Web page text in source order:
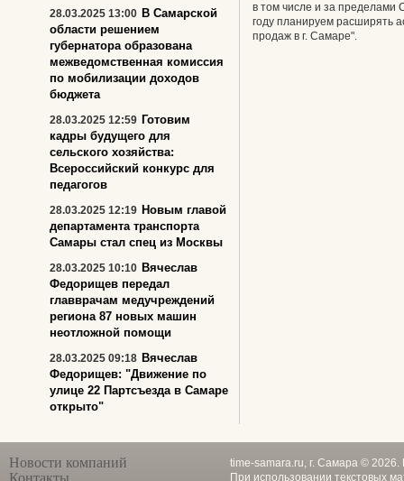
в том числе и за
году планируем расширять
продаж в г. Самаре".
28.03.2025 13:00 В Самарской
области решением
губернатора образована
межведомственная комиссия
по мобилизации доходов
бюджета
28.03.2025 12:59 Готовим
кадры будущего для
сельского хозяйства:
Всероссийский конкурс для
педагогов
28.03.2025 12:19 Новым главой
департамента транспорта
Самары стал спец из Москвы
28.03.2025 10:10 Вячеслав
Федорищев передал
главврачам медучреждений
региона 87 новых машин
неотложной помощи
28.03.2025 09:18 Вячеслав
Федорищев: "Движение по
улице 22 Партсъезда в Самаре
открыто"
Новости компаний
Контакты
time-samara.ru, г. Самара ©
При использовании текстовых